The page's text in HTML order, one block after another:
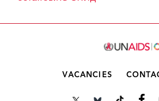
VACANCIES